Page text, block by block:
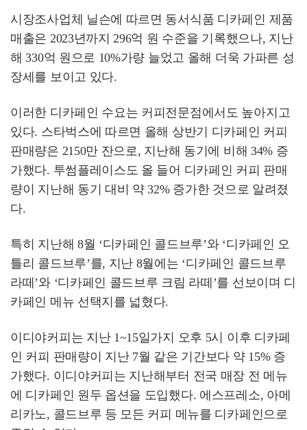
시장조사업체 닐슨에 따르면 동서식품 디카페인 제품
매출은 2023년까지 296억 원 수준을 기록했으나, 지난
해 330억 원으로 10%가량 늘었고 올해 더욱 가파른 성
장세를 보이고 있다.
이러한 디카페인 수요는 커피전문점에서도 높아지고
있다. 스타벅스에 따르면 올해 상반기 디카페인 커피
판매량은 2150만 잔으로, 지난해 동기에 비해 34% 증
가했다. 투썸플레이스도 올 들어 디카페인 커피 판매
량이 지난해 동기 대비 약 32% 증가한 것으로 알려졌
다.
특히 지난해 8월 ‘디카페인 콜드브루’와 ‘디카페인 오
틀리 콜드브루’를, 지난 8월에는 ‘디카페인 콜드브루
라떼’와 ‘디카페인 콜드브루 크림 라떼’를 선보이며 디
카페인 메뉴 선택지를 넓혔다.
이디야커피는 지난 1~15일가지 오후 5시 이후 디카페
인 커피 판매량이 지난 7월 같은 기간보다 약 15% 증
가했다. 이디야커피는 지난해부터 전국 매장 전 메뉴
에 디카페인 원두 옵션을 도입했다. 에스프레소, 아메
리카노, 콜드브루 등 모든 커피 메뉴를 디카페인으로